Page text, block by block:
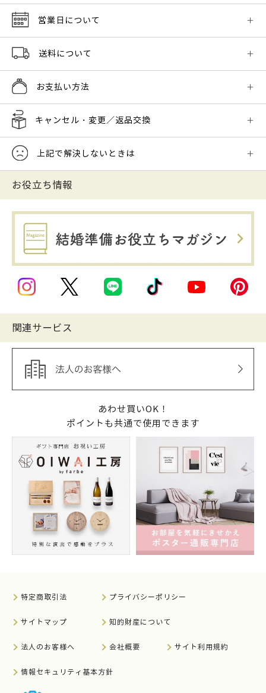
営業日について
送料について
お支払い方法
キャンセル・変更／返品交換
上記で解決しないときは
お役立ち情報
関連サービス
あわせ買いOK！
ポイントも共通で使用できます
特定商取引法 プライバシーポリシー
サイトマップ 知的財産について
法人のお客様へ 会社概要 サイト利用規約
情報セキュリティ基本方針